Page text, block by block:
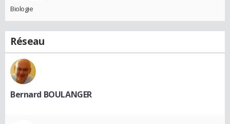
Biologie
Réseau
Bernard BOULANGER